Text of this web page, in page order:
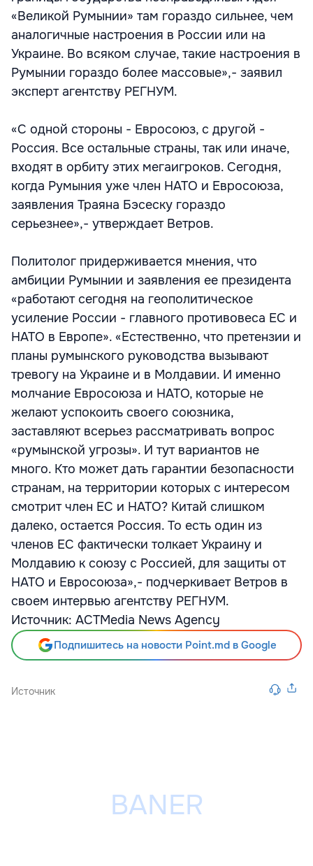
«Великой Румынии» там гораздо сильнее, чем
аналогичные настроения в России или на
Украине. Во всяком случае, такие настроения в
Румынии гораздо более массовые»,- заявил
эксперт агентству РЕГНУМ.
«С одной стороны - Евросоюз, с другой -
Россия. Все остальные страны, так или иначе,
входят в орбиту этих мегаигроков. Сегодня,
когда Румыния уже член НАТО и Евросоюза,
заявления Траяна Бэсеcку гораздо
серьезнее»,- утверждает Ветров.
Политолог придерживается мнения, что
амбиции Румынии и заявления ее президента
«работают сегодня на геополитическое
усиление России - главного противовеса ЕС и
НАТО в Европе». «Естественно, что претензии и
планы румынского руководства вызывают
тревогу на Украине и в Молдавии. И именно
молчание Евросоюза и НАТО, которые не
желают успокоить своего союзника,
заставляют всерьез рассматривать вопрос
«румынской угрозы». И тут вариантов не
много. Кто может дать гарантии безопасности
странам, на территории которых с интересом
смотрит член ЕС и НАТО? Китай слишком
далеко, остается Россия. То есть один из
членов ЕС фактически толкает Украину и
Молдавию к союзу с Россией, для защиты от
НАТО и Евросоюза»,- подчеркивает Ветров в
своем интервью агентству РЕГНУМ.
Источник: ACTMedia News Agency
Подпишитесь на новости Point.md в Google
Источник